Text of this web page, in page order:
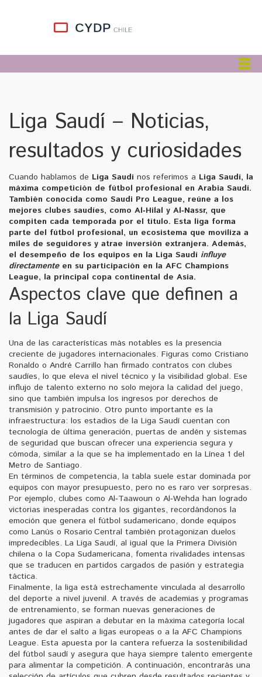
Liga Saudí – Noticias,
resultados y curiosidades
Cuando hablamos de Liga Saudí nos referimos a Liga Saudí, la
máxima competición de fútbol profesional en Arabia Saudí.
También conocida como Saudi Pro League, reúne a los
mejores clubes saudíes, como Al‑Hilal y Al‑Nassr, que
compiten cada temporada por el título. Esta liga forma
parte del fútbol profesional, un ecosistema que moviliza a
miles de seguidores y atrae inversión extranjera. Además,
el desempeño de los equipos en la Liga Saudí influye
directamenteen su participación en la AFC Champions
League, la principal copa continental de Asia.
Aspectos clave que definen a
la Liga Saudí
Una de las características más notables es la presencia
creciente de jugadores internacionales. Figuras como Cristiano
Ronaldo o André Carrillo han firmado contratos con clubes
saudíes, lo que eleva el nivel técnico y la visibilidad global. Ese
influjo de talento externo no solo mejora la calidad del juego,
sino que también impulsa los ingresos por derechos de
transmisión y patrocinio. Otro punto importante es la
infraestructura: los estadios de la Liga Saudí cuentan con
tecnología de última generación, puertas de andén y sistemas
de seguridad que buscan ofrecer una experiencia segura y
cómoda, similar a la que se ha implementado en la Línea 1 del
Metro de Santiago.
En términos de competencia, la tabla suele estar dominada por
equipos con mayor presupuesto, pero no es raro ver sorpresas.
Por ejemplo, clubes como Al‑Taawoun o Al‑Wehda han logrado
victorias inesperadas contra los gigantes, recordándonos la
emoción que genera el fútbol sudamericano, donde equipos
como Lanús o Rosario Central también protagonizan duelos
impredecibles. La Liga Saudí, al igual que la Primera División
chilena o la Copa Sudamericana, fomenta rivalidades intensas
que se traducen en partidos cargados de pasión y estrategia
táctica.
Finalmente, la liga está estrechamente vinculada al desarrollo
del deporte a nivel juvenil. A través de academias y programas
de entrenamiento, se forman nuevas generaciones de
jugadores que aspiran a debutar en la máxima categoría local
antes de dar el salto a ligas europeas o a la AFC Champions
League. Esta apuesta por la cantera refuerza la sostenibilidad
del fútbol saudí y asegura que haya siempre talento emergente
para alimentar la competición. A continuación, encontrarás una